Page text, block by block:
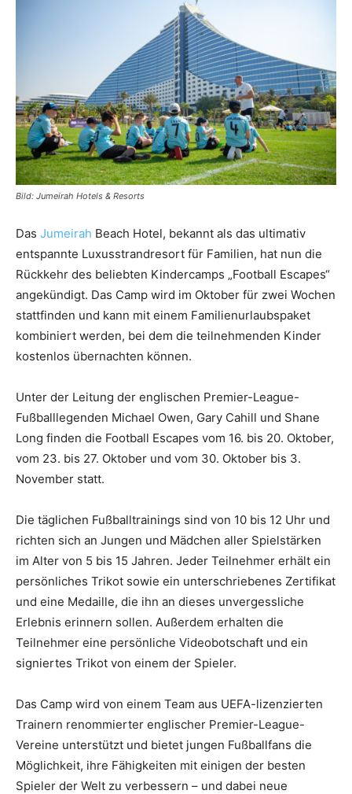
Reiseempfehlungen.
Bild: Jumeirah Hotels & Resorts
Das Jumeirah Beach Hotel, bekannt als das ultimativ
entspannte Luxusstrandresort für Familien, hat nun die
Rückkehr des beliebten Kindercamps „Football Escapes“
angekündigt. Das Camp wird im Oktober für zwei Wochen
stattfinden und kann mit einem Familienurlaubspaket
kombiniert werden, bei dem die teilnehmenden Kinder
kostenlos übernachten können.
Unter der Leitung der englischen Premier-League-
Fußballlegenden Michael Owen, Gary Cahill und Shane
Long finden die Football Escapes vom 16. bis 20. Oktober,
vom 23. bis 27. Oktober und vom 30. Oktober bis 3.
November statt.
Die täglichen Fußballtrainings sind von 10 bis 12 Uhr und
richten sich an Jungen und Mädchen aller Spielstärken
im Alter von 5 bis 15 Jahren. Jeder Teilnehmer erhält ein
persönliches Trikot sowie ein unterschriebenes Zertifikat
und eine Medaille, die ihn an dieses unvergessliche
Erlebnis erinnern sollen. Außerdem erhalten die
Teilnehmer eine persönliche Videobotschaft und ein
signiertes Trikot von einem der Spieler.
Das Camp wird von einem Team aus UEFA-lizenzierten
Trainern renommierter englischer Premier-League-
Vereine unterstützt und bietet jungen Fußballfans die
Möglichkeit, ihre Fähigkeiten mit einigen der besten
Spieler der Welt zu verbessern – und dabei neue